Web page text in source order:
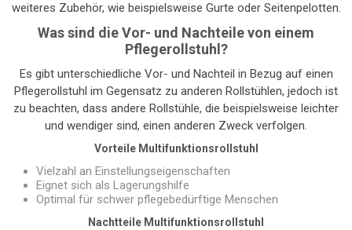
weiteres Zubehör, wie beispielsweise Gurte oder Seitenpelotten.
Was sind die Vor- und Nachteile von einem
Pflegerollstuhl?
Es gibt unterschiedliche Vor- und Nachteil in Bezug auf einen
Pflegerollstuhl im Gegensatz zu anderen Rollstühlen, jedoch ist
zu beachten, dass andere Rollstühle, die beispielsweise leichter
und wendiger sind, einen anderen Zweck verfolgen.
Vorteile Multifunktionsrollstuhl
Vielzahl an Einstellungseigenschaften
Eignet sich als Lagerungshilfe
Optimal für schwer pflegebedürftige Menschen
Nachtteile Multifunktionsrollstuhl